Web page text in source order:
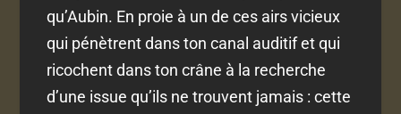
qu’Aubin. En proie à un de ces airs vicieux
qui pénètrent dans ton canal auditif et qui
ricochent dans ton crâne à la recherche
d’une issue qu’ils ne trouvent jamais : cette